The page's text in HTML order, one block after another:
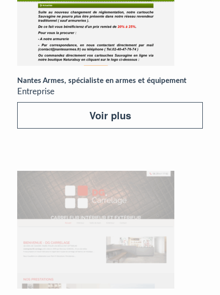
Nantes Armes, spécialiste en armes et équipement
Entreprise
Voir plus